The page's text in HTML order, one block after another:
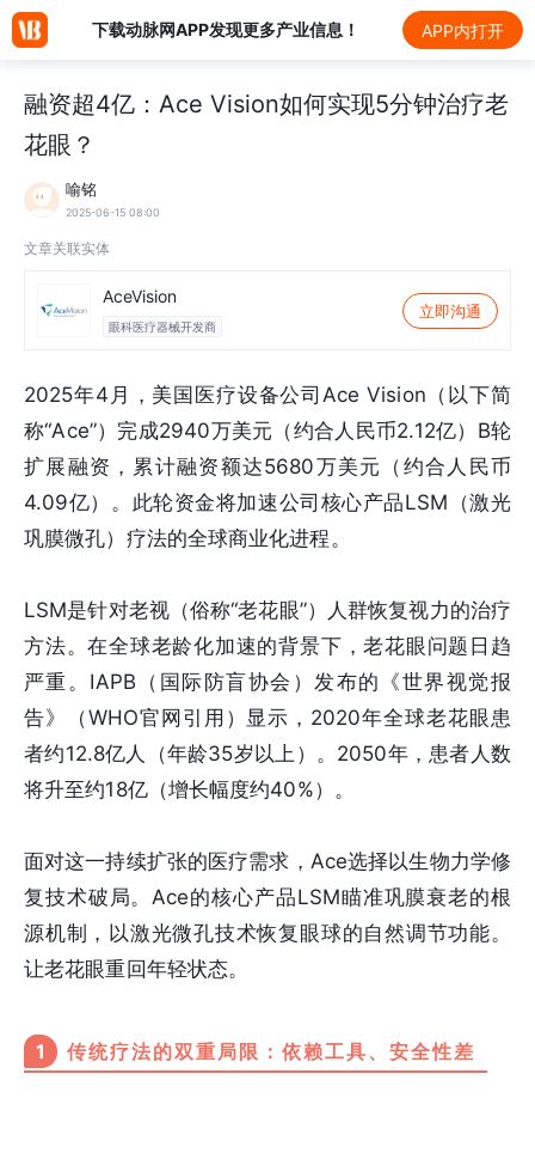
下载动脉网APP发现更多产业信息！ APP内打开
融资超4亿：Ace Vision如何实现5分钟治疗老
花眼？
喻铭
2025-06-15 08:00
文章关联实体
AceVision
眼科医疗器械开发商
立即沟通
2025年4月，美国医疗设备公司Ace Vision（以下简
称“Ace”）完成2940万美元（约合人民币2.12亿）B轮
扩展融资，累计融资额达5680万美元（约合人民币
4.09亿）。此轮资金将加速公司核心产品LSM（激光
巩膜微孔）疗法的全球商业化进程。
LSM是针对老视（俗称“老花眼”）人群恢复视力的治疗
方法。在全球老龄化加速的背景下，老花眼问题日趋
严重。IAPB（国际防盲协会）发布的《世界视觉报
告》（WHO官网引用）显示，2020年全球老花眼患
者约12.8亿人（年龄35岁以上）。2050年，患者人数
将升至约18亿（增长幅度约40%）。
面对这一持续扩张的医疗需求，Ace选择以生物力学修
复技术破局。Ace的核心产品LSM瞄准巩膜衰老的根
源机制，以激光微孔技术恢复眼球的自然调节功能。
让老花眼重回年轻状态。
1 传统疗法的双重局限：依赖工具、安全性差